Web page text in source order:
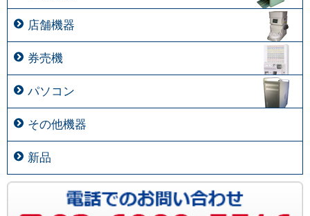
店舗機器
券売機
パソコン
その他機器
新品